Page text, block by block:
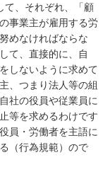
て、それぞれ、「顧
事業主が雇用する労
めなければならな
て、直接的に、自
しないように求めて
、つまり法人等の組
社の役員や従業員に
等を求めるわけです
員・労働者を主語に
（行為規範）ので